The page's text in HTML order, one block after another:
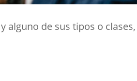
y alguno de sus tipos o